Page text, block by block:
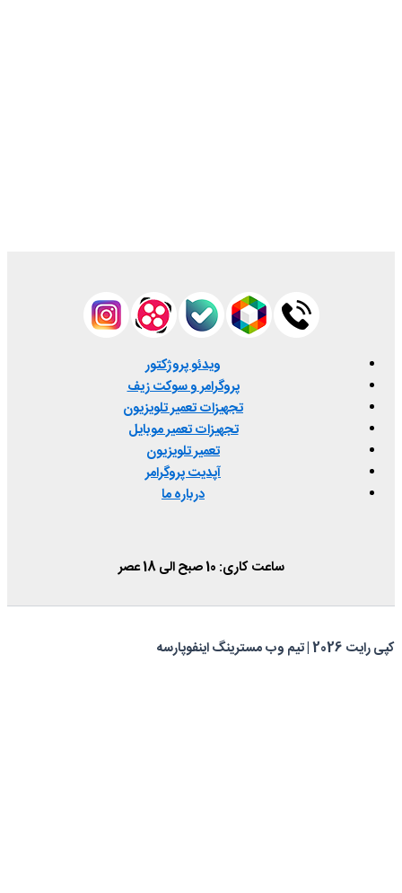
ویدئو پروژکتور
پروگرامر و سوکت زیف
تجهیزات تعمیر تلویزیون
تجهیزات تعمیر موبایل
تعمیر تلویزیون
آپدیت پروگرامر
درباره ما
ساعت کاری: 10 صبح الی 18 عصر
کپی رایت 2026 | تیم وب مسترینگ اینفوپارسه